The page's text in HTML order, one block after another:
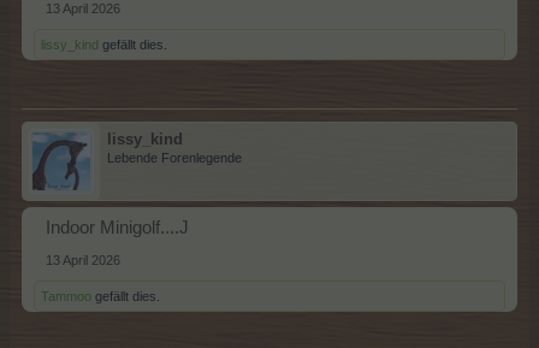
13 April 2026
lissy_kind gefällt dies.
lissy_kind
Lebende Forenlegende
Indoor Minigolf....J
13 April 2026
Tammoo gefällt dies.